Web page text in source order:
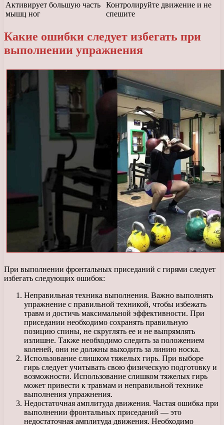
Активирует большую часть
мышц ног
Контролируйте движение и не
спешите
Какие ошибки следует избегать при
выполнении упражнения
При выполнении фронтальных приседаний с гирями следует
избегать следующих ошибок:
Неправильная техника выполнения. Важно выполнять
упражнение с правильной техникой, чтобы избежать
травм и достичь максимальной эффективности. При
приседании необходимо сохранять правильную
позицию спины, не скруглять ее и не выпрямлять
излишне. Также необходимо следить за положением
коленей, они не должны выходить за линию носка.
Использование слишком тяжелых гирь. При выборе
гирь следует учитывать свою физическую подготовку и
возможности. Использование слишком тяжелых гирь
может привести к травмам и неправильной технике
выполнения упражнения.
Недостаточная амплитуда движения. Частая ошибка при
выполнении фронтальных приседаний — это
недостаточная амплитуда движения. Необходимо